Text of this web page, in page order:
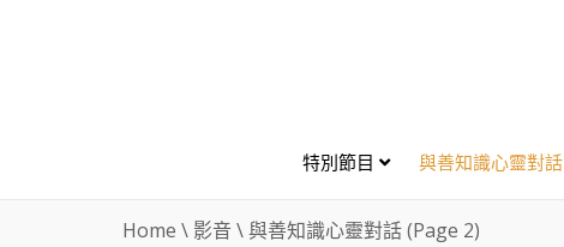
特別節目 與善知識心靈對話
Home \ 影音 \與善知識心靈對話(Page 2)